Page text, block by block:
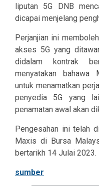
liputan 5G DNB
dicapai menjelang
Perjanjian ini
akses 5G yang
didalam kontrak
menyatakan bahawa
untuk menamatkan
penyedia 5G yang
penamatan awal akan
Pengesahan ini telah
Maxis di Bursa
bertarikh 14 Julai 2023.
sumber